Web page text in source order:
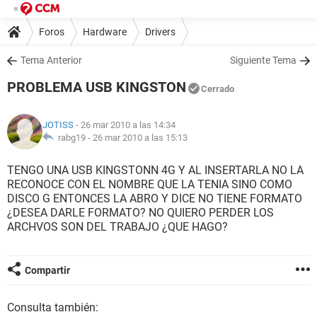
Foros Hardware Drivers
Tema Anterior Siguiente Tema
PROBLEMA USB KINGSTON Cerrado
JOTISS - 26 mar 2010 a las 14:34
rabg19 - 26 mar 2010 a las 15:13
TENGO UNA USB KINGSTONN 4G Y AL INSERTARLA NO LA
RECONOCE CON EL NOMBRE QUE LA TENIA SINO COMO
DISCO G ENTONCES LA ABRO Y DICE NO TIENE FORMATO
¿DESEA DARLE FORMATO? NO QUIERO PERDER LOS
ARCHVOS SON DEL TRABAJO ¿QUE HAGO?
Compartir
Consulta también: